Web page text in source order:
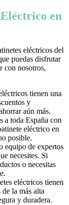
en
eléctricos del
puedas disfrutar
con nosotros,
tienen una
y
aún más.
a toda España con
eléctrico en
posible.
equipo de expertos
necesites. Si
o necesitas
eléctricos tienen
la más alta
y duradera.